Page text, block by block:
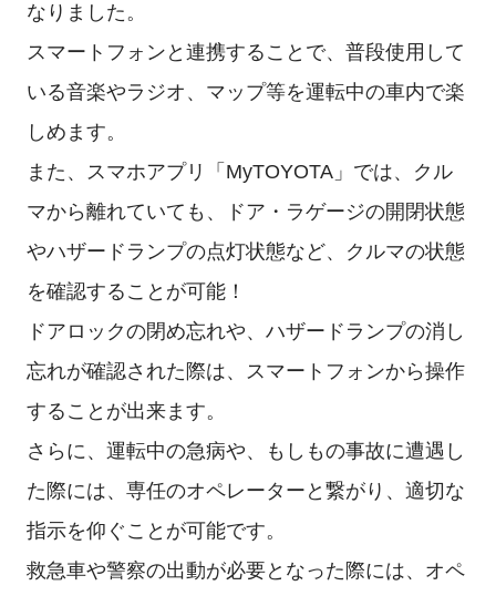
なりました。
スマートフォンと連携することで、普段使用して
いる音楽やラジオ、マップ等を運転中の車内で楽
しめます。
また、スマホアプリ「MyTOYOTA」では、クル
マから離れていても、ドア・ラゲージの開閉状態
やハザードランプの点灯状態など、クルマの状態
を確認することが可能！
ドアロックの閉め忘れや、ハザードランプの消し
忘れが確認された際は、スマートフォンから操作
することが出来ます。
さらに、運転中の急病や、もしもの事故に遭遇し
た際には、専任のオペレーターと繋がり、適切な
指示を仰ぐことが可能です。
救急車や警察の出動が必要となった際には、オペ